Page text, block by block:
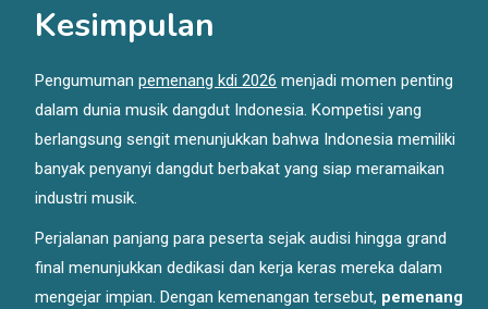
Kesimpulan
Pengumumanpemenang kdi 2026 menjadi momen penting
dalam dunia musik dangdut Indonesia. Kompetisi yang
berlangsung sengit menunjukkan bahwa Indonesia memiliki
banyak penyanyi dangdut berbakat yang siap meramaikan
industri musik.
Perjalanan panjang para peserta sejak audisi hingga grand
final menunjukkan dedikasi dan kerja keras mereka dalam
mengejar impian. Dengan kemenangan tersebut, pemenang